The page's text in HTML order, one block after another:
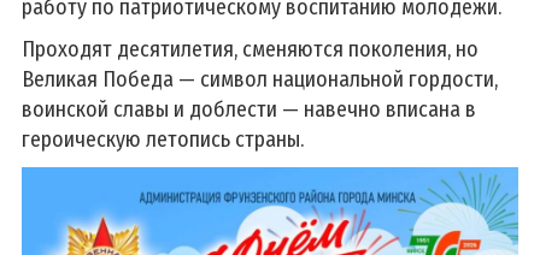
работу по патриотическому воспитанию молодежи.
Проходят десятилетия, сменяются поколения, но
Великая Победа — символ национальной гордости,
воинской славы и доблести — навечно вписана в
героическую летопись страны.